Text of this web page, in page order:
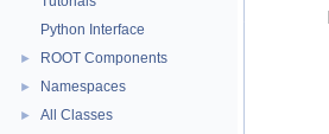
Python Interface
► ROOT Components
► Namespaces
► All Classes